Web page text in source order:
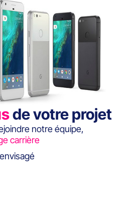
de votre projet
notre équipe,
carrière